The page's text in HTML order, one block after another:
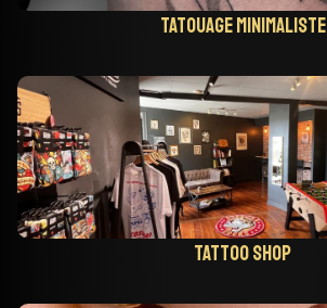
Tatouage minimaliste
Tattoo shop